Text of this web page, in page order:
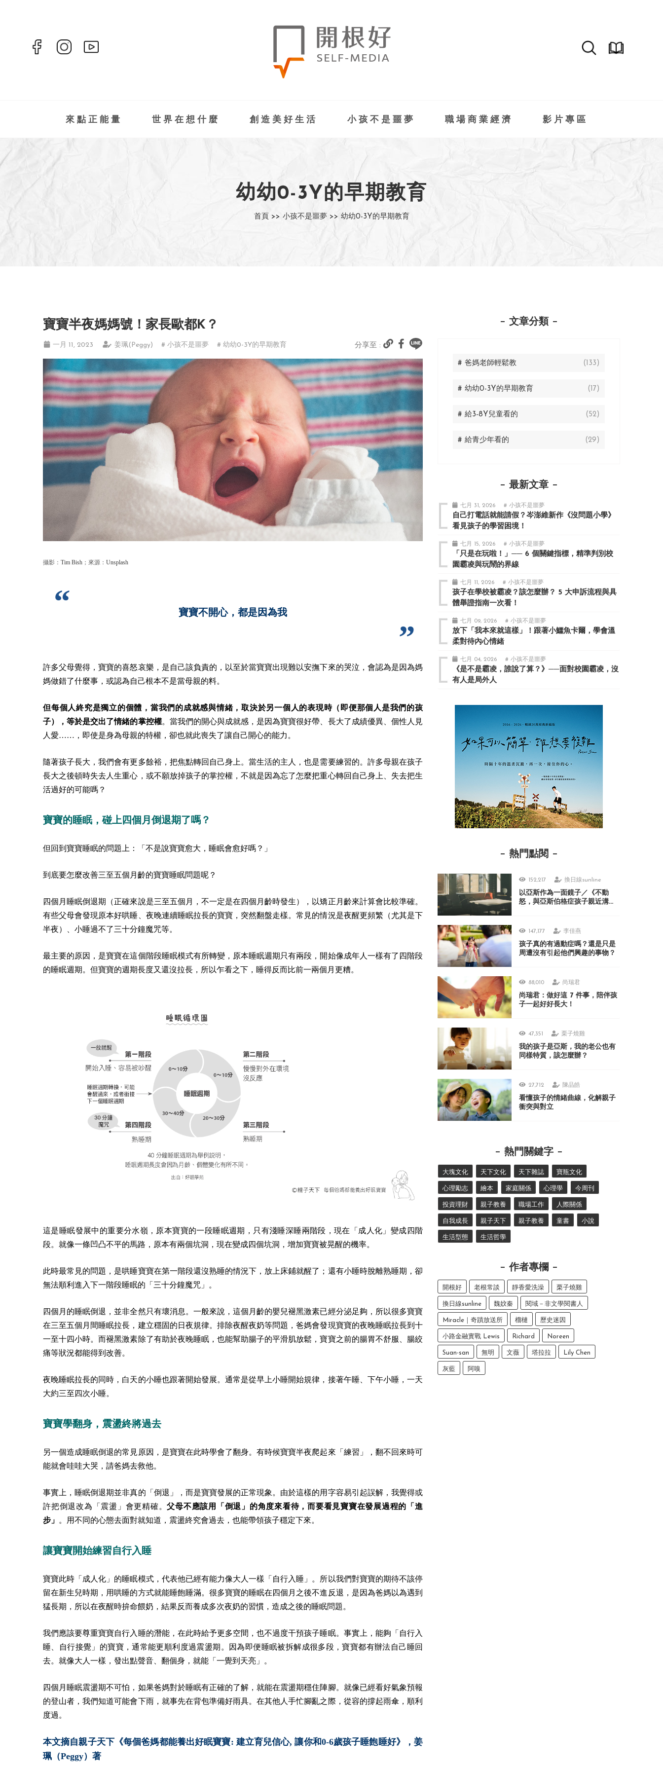
來點正能量 世界在想什麼 創造美好生活 小孩不是噩夢 職場商業經濟 影片專區
幼幼0-3Y的早期教育
首頁 >> 小孩不是噩夢 >> 幼幼0-3Y的早期教育
寶寶半夜媽媽號！家長歐都K？
一月 11, 2023 姜珮(Peggy) # 小孩不是噩夢 # 幼幼0-3Y的早期教育 分享至 :
攝影： Tim Bish ；來源： Unsplash
寶寶不開心，都是因為我
許多父母覺得，寶寶的喜怒哀樂，是自己該負責的，以至於當寶寶出現難以安撫下來的哭泣，會認為是因為媽
媽做錯了什麼事，或認為自己根本不是當母親的料。
但每個人終究是獨立的個體，當我們的成就感與情緒，取決於另一個人的表現時（即便那個人是我們的孩
子），等於是交出了情緒的掌控權。當我們的開心與成就感，是因為寶寶很好帶、長大了成績優異、個性人見
人愛……，即使是身為母親的特權，卻也就此喪失了讓自己開心的能力。
隨著孩子長大，我們會有更多餘裕，把焦點轉回自己身上。當生活的主人，也是需要練習的。許多母親在孩子
長大之後頓時失去人生重心，或不願放掉孩子的掌控權，不就是因為忘了怎麼把重心轉回自己身上、失去把生
活過好的可能嗎？
寶寶的睡眠，碰上四個月倒退期了嗎？
但回到寶寶睡眠的問題上：「不是說寶寶愈大，睡眠會愈好嗎？」
到底要怎麼改善三至五個月齡的寶寶睡眠問題呢？
四個月睡眠倒退期（正確來說是三至五個月，不一定是在四個月齡時發生），以矯正月齡來計算會比較準確。
有些父母會發現原本好哄睡、夜晚連續睡眠拉長的寶寶，突然翻盤走樣。常見的情況是夜醒更頻繁（尤其是下
半夜）、小睡過不了三十分鐘魔咒等。
最主要的原因，是寶寶在這個階段睡眠模式有所轉變，原本睡眠週期只有兩段，開始像成年人一樣有了四階段
的睡眠週期。但寶寶的週期長度又還沒拉長，所以乍看之下，睡得反而比前一兩個月更糟。
這是睡眠發展中的重要分水嶺，原本寶寶的一段睡眠週期，只有淺睡深睡兩階段，現在「成人化」變成四階
段。就像一條凹凸不平的馬路，原本有兩個坑洞，現在變成四個坑洞，增加寶寶被晃醒的機率。
此時最常見的問題，是哄睡寶寶在第一階段還沒熟睡的情況下，放上床鋪就醒了；還有小睡時脫離熟睡期，卻
無法順利進入下一階段睡眠的「三十分鐘魔咒」。
四個月的睡眠倒退，並非全然只有壞消息。一般來說，這個月齡的嬰兒褪黑激素已經分泌足夠，所以很多寶寶
在三至五個月間睡眠拉長，建立穩固的日夜規律。排除夜醒夜奶等問題，爸媽會發現寶寶的夜晚睡眠拉長到十
一至十四小時。而褪黑激素除了有助於夜晚睡眠，也能幫助腸子的平滑肌放鬆，寶寶之前的腸胃不舒服、腸絞
痛等狀況都能得到改善。
夜晚睡眠拉長的同時，白天的小睡也跟著開始發展。通常是從早上小睡開始規律，接著午睡、下午小睡，一天
大約三至四次小睡。
寶寶學翻身，震盪終將過去
另一個造成睡眠倒退的常見原因，是寶寶在此時學會了翻身。有時候寶寶半夜爬起來「練習」，翻不回來時可
能就會哇哇大哭，請爸媽去救他。
事實上，睡眠倒退期並非真的「倒退」，而是寶寶發展的正常現象。由於這樣的用字容易引起誤解，我覺得或
許把倒退改為「震盪」會更精確。父母不應該用「倒退」的角度來看待，而要看見寶寶在發展過程的「進
步」 。用不同的心態去面對就知道，震盪終究會過去，也能帶領孩子穩定下來。
讓寶寶開始練習自行入睡
寶寶此時「成人化」的睡眠模式，代表他已經有能力像大人一樣「自行入睡」。所以我們對寶寶的期待不該停
留在新生兒時期，用哄睡的方式就能睡飽睡滿。很多寶寶的睡眠在四個月之後不進反退，是因為爸媽以為遇到
猛長期，所以在夜醒時拚命餵奶，結果反而養成多次夜奶的習慣，造成之後的睡眠問題。
我們應該要尊重寶寶自行入睡的潛能，在此時給予更多空間，也不過度干預孩子睡眠。事實上，能夠「自行入
睡、自行接覺」的寶寶，通常能更順利度過震盪期。因為即便睡眠被拆解成很多段，寶寶都有辦法自己睡回
去。就像大人一樣，發出點聲音、翻個身，就能「一覺到天亮」。
四個月睡眠震盪期不可怕，如果爸媽對於睡眠有正確的了解，就能在震盪期穩住陣腳。就像已經看好氣象預報
的登山者，我們知道可能會下雨，就事先在背包準備好雨具。在其他人手忙腳亂之際，從容的撐起雨傘，順利
度過。
本文摘自親子天下《每個爸媽都能養出好眠寶寶: 建立育兒信心, 讓你和0-6歲孩子睡飽睡好》，姜
珮（Peggy）著
文章分類
# 爸媽老師輕鬆教 (133)
# 幼幼0-3Y的早期教育 (17)
# 給3-8Y兒童看的 (52)
# 給青少年看的 (29)
最新文章
七月 31, 2026 # 小孩不是噩夢
自己打電話就能請假？岑澎維新作《沒問題小學》
看見孩子的學習困境！
七月 15, 2026 # 小孩不是噩夢
「只是在玩啦！」── 6 個關鍵指標，精準判別校
園霸凌與玩鬧的界線
七月 11, 2026 # 小孩不是噩夢
孩子在學校被霸凌？該怎麼辦？ 5 大申訴流程與具
體舉證指南一次看！
七月 09, 2026 # 小孩不是噩夢
放下「我本來就這樣」！跟著小鱷魚卡爾，學會溫
柔對待內心情緒
七月 04, 2026 # 小孩不是噩夢
《是不是霸凌，誰說了算？》──面對校園霸凌，沒
有人是局外人
熱門點閱
152,217 換日線sunline
以亞斯作為一面鏡子／《不動
怒，與亞斯伯格症孩子親近溝
147,177 李佳燕
孩子真的有過動症嗎？還是只是
周遭沒有引起他們興趣的事物？
88,010 尚瑞君
尚瑞君：做好這 7 件事，陪伴孩
子一起好好長大！
47,351 栗子燒雞
我的孩子是亞斯，我的老公也有
同樣特質，該怎麼辦？
27,712 陳品皓
看懂孩子的情緒曲線，化解親子
衝突與對立
熱門關鍵字
大塊文化 天下文化 天下雜誌 寶瓶文化
心理勵志 繪本 家庭關係 心理學 今周刊
投資理財 親子教養 職場工作 人際關係
自我成長 親子天下 親子教養 童書 小說
生活型態 生活哲學
作者專欄
開根好 老根常談 靜香愛洗澡 栗子燒雞
換日線sunline 魏妏秦 閱域－非文學閱書人
Miracle｜奇蹟放送所 榴槤 歷史迷因
小路金融實戰 Lewis Richard Noreen
Suan-san 無明 文薇 塔拉拉 Lily Chen
灰藍 阿嗅